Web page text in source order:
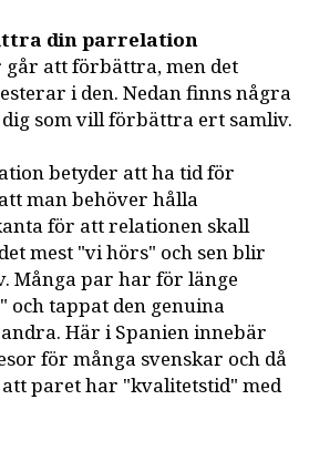
din parrelation
går att förbättra, men det
i den. Nedan finns några
som vill förbättra ert samliv.
betyder att ha tid för
man behöver hålla
för att relationen skall
mest "vi hörs" och sen blir
Många par har för länge
och tappat den genuina
Här i Spanien innebär
för många svenskar och då
paret har "kvalitetstid" med